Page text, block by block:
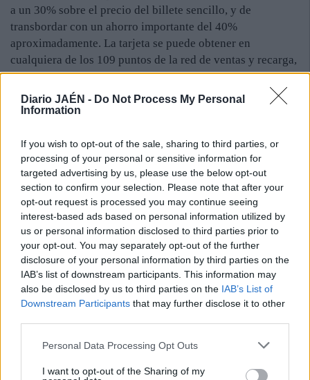
Diario JAÉN - Do Not Process My Personal
Information
If you wish to opt-out of the sale, sharing to third parties, or
processing of your personal or sensitive information for
targeted advertising by us, please use the below opt-out
section to confirm your selection. Please note that after your
opt-out request is processed you may continue seeing
interest-based ads based on personal information utilized by
us or personal information disclosed to third parties prior to
your opt-out. You may separately opt-out of the further
disclosure of your personal information by third parties on the
IAB’s list of downstream participants. This information may
also be disclosed by us to third parties on the IAB’s List of
Downstream Participants that may further disclose it to other
Personal Data Processing Opt Outs
I want to opt-out of the Sharing of my
a un 30% sobre el precio del billete sencillo, y de
transbordar con un ahorro importante del 40%
aproximadamente. La tarjeta se puede obtener en
cualquiera de los 109 puntos de la red de ventas y recarga,
distribuidos por los municipios del área metropolitana.
Para ello, los usuarios solo tienen que abonar 1,50 euros
en concepto de fianza y el saldo de la tarjeta no caduca
Compuesto, además de por la Consejería de Fomento y
Vivienda y la Diputación, por doce municipios de la
provincia —la capital, Fuerte del Rey, La Guardia de Jaén,
Jamilena, Mancha Real, Mengíbar, Martos, Pegalajar,
Torredelcampo, Torredonjimeno, Los Villares, Villatorres,
Fuensanta y Valdepeñas—, el Consorcio cubre una
población de 220.000 habitantes, lo que equivale al 33%
de la provincia. No obstante, el deseo de los empresarios
del transporte de viajeros es ver ese número de municipios
ampliado al máximo posible.
Como miembro de la Federación Andaluza Empresarial de
Miguel Contreras, destaca que el de Jaén es el consorcio